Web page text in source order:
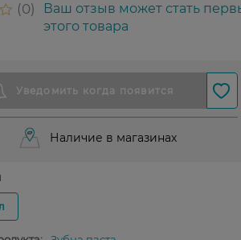
0
Ваш отзыв может стать
этого товара
Наличие в магазинах